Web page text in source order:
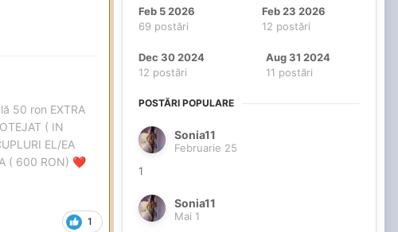
1
50 ron EXTRA
( IN
EL/EA
( 600 RON) ❤️
Feb 5 2026
69 postări
Feb 23 2026
12 postări
Dec 30 2024
12 postări
Aug 31 2024
11 postări
POSTĂRI POPULARE
Sonia11
Februarie 25
1
Sonia11
Mai 1